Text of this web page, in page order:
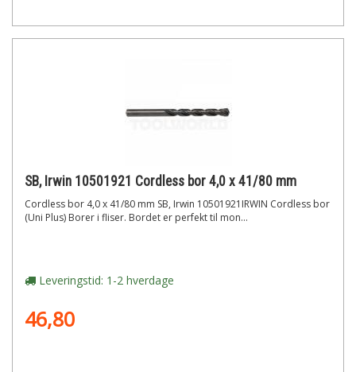
SB, Irwin 10501921 Cordless bor 4,0 x 41/80 mm
Cordless bor 4,0 x 41/80 mm SB, Irwin 10501921IRWIN Cordless bor
(Uni Plus) Borer i fliser. Bordet er perfekt til mon...
Leveringstid: 1-2 hverdage
46,80